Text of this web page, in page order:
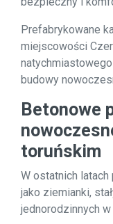
Prefabrykowane
miejscowości
budowy
Betonowe
toruńskim
W ostatnich
jako ziemianki,
jednorodzinnych